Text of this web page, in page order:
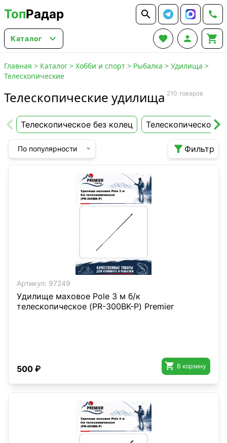
ТопРадар  
Каталог    
Главная > Каталог > Хобби и спорт > Рыбалка > Удилища >
Телескопические
Телескопические удилища 210 товаров
Телескопическое без колец Телескопическое
По популярности  Фильтр
Артикул: 97249
Удилище маховое Pole 3 м б/к
телескопическое (PR-300BK-P) Premier
500 ₽  В корзину